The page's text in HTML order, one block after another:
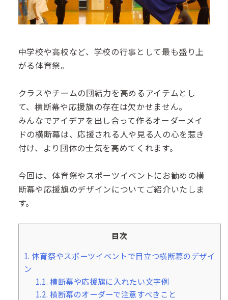
中学校や高校など、学校の行事として最も盛り上
がる体育祭。
クラスやチームの団結力を高めるアイテムとし
て、横断幕や応援旗の存在は欠かせません。
みんなでアイデアを出し合って作るオーダーメイ
ドの横断幕は、応援される人や見る人の心を惹き
付け、より団体の士気を高めてくれます。
今回は、体育祭やスポーツイベントにお勧めの横
断幕や応援旗のデザインについてご紹介いたしま
す。
目次
1. 体育祭やスポーツイベントで目立つ横断幕のデザイ
ン
1.1. 横断幕や応援旗に入れたい文字例
1.2. 横断幕のオーダーで注意すべきこと